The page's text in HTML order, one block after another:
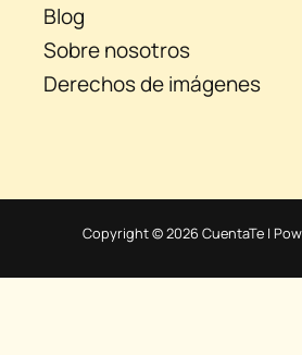
Blog
Sobre nosotros
Derechos de imágenes
Copyright © 2026 CuentaTe |